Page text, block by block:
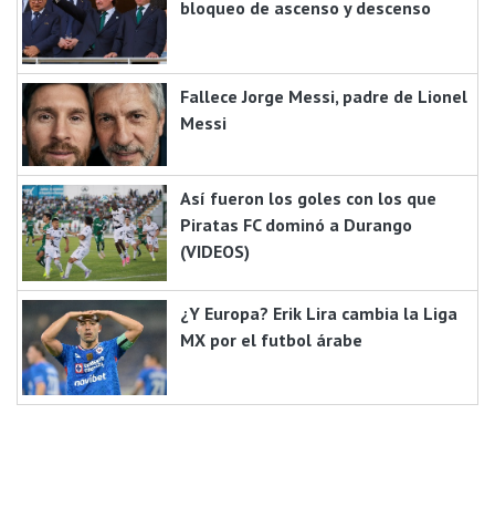
bloqueo de ascenso y descenso
Fallece Jorge Messi, padre de Lionel
Messi
Así fueron los goles con los que
Piratas FC dominó a Durango
(VIDEOS)
¿Y Europa? Erik Lira cambia la Liga
MX por el futbol árabe